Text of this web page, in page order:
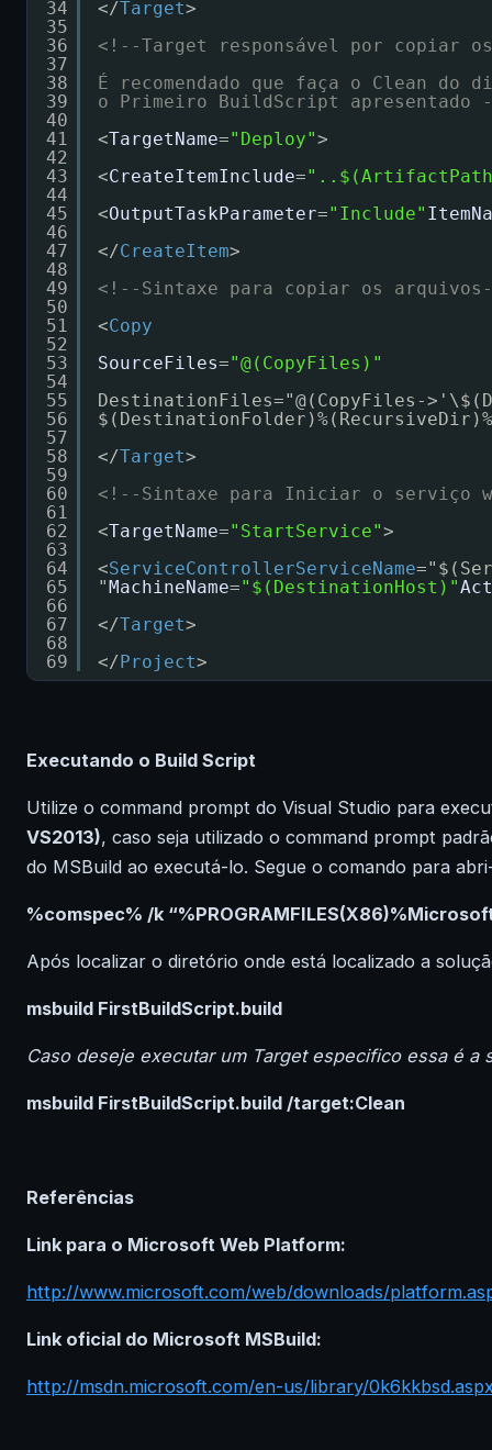
34
35
36
37
38
39
40
41
42
43
44
45
46
47
48
49
50
51
52
53
54
55
56
57
58
59
60
61
62
63
64
65
66
67
68
69
</Target>
<!--Target responsável por copiar
É recomendado que faça o Clean
o Primeiro BuildScript apresentado
<TargetName="Deploy">
<CreateItemInclude=
<OutputTaskParameter="Include"
</CreateItem>
<!--Sintaxe para copiar os
<Copy
SourceFiles="@(CopyFiles)"
DestinationFiles="@(CopyFiles-
</Target>
<!--Sintaxe para Iniciar o serviço
<TargetName="StartService">
<ServiceControllerServiceName
"MachineName="$(DestinationHost)"
</Target>
</Project>
Executando o Build Script
Utilize o command prompt do Visual Studio para
VS2013), caso seja utilizado o command prompt
do MSBuild ao executá-lo. Segue o comando para
%comspec% /k
Após localizar o diretório onde está localizado a
msbuild FirstBuildScript.build
Caso deseje executar um Target especifico essa é a
msbuild FirstBuildScript.build /target:Clean
Referências
Link para o Microsoft Web Platform:
http://www.microsoft.com/web/downloads/
Link oficial do Microsoft MSBuild:
http://msdn.microsoft.com/en-us/library/